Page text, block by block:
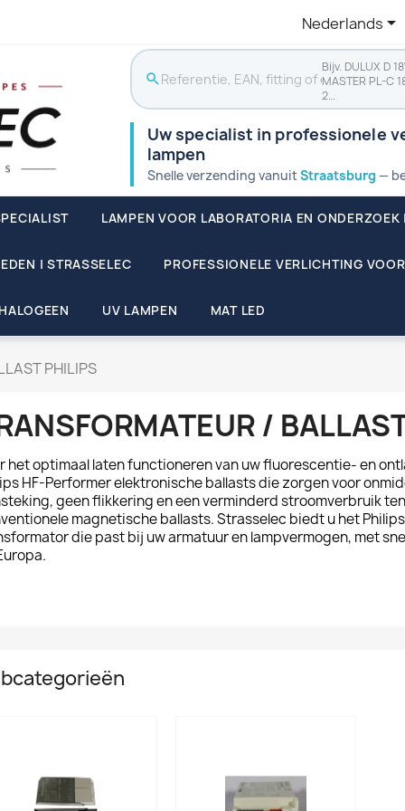
Nederlands
search
Bijv. DULUX D
MASTER PL-C
2…
Uw specialist in professionele
lampen
Snelle verzending vanuitStraatsburg —
LAMPEN VOOR LABORATORIA EN ONDERZOEK
| STRASSELEC PROFESSIONELE VERLICHTING
UV LAMPEN MAT LED
PHILIPS
/
het optimaal laten functioneren van uw fluorescentie- en
HF-Performer elektronische ballastsdie zorgen voor
geen flikkering en een verminderd stroomverbruik
magnetische ballasts. Strasselec biedt u het
die past bij uw armatuur en lampvermogen, met